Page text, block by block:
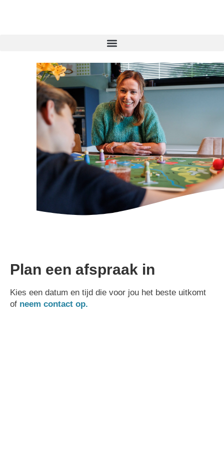
Plan een afspraak in
Kies een datum en tijd die voor jou het beste uitkomt
of neem contact op.